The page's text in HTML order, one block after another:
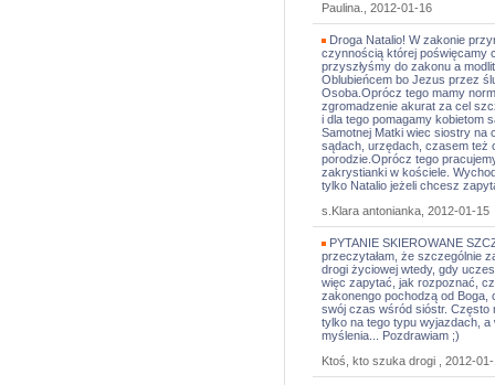
Paulina., 2012-01-16
Droga Natalio! W zakonie
czynnością której poświęcamy
przyszłyśmy do zakonu a
Oblubieńcem bo Jezus przez
Osoba.Oprócz tego mamy
zgromadzenie akurat za cel
i dla tego pomagamy kobietom
Samotnej Matki wiec siostry na
sądach, urzędach, czasem też
porodzie.Oprócz tego
zakrystianki w kościele.
tylko Natalio jeżeli chcesz
s.Klara antonianka, 2012-01-15
PYTANIE SKIEROWANE
przeczytałam, że szczególnie
drogi życiowej wtedy, gdy
więc zapytać, jak rozpoznać,
zakonengo pochodzą od
swój czas wśród sióstr. Często
tylko na tego typu wyjazdach, a
myślenia... Pozdrawiam ;)
Ktoś, kto szuka drogi , 2012-